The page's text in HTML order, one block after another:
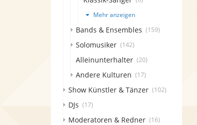
Mehr anzeigen
Bands & Ensembles (159)
Solomusiker (142)
Alleinunterhalter (20)
Andere Kulturen (17)
Show Künstler & Tänzer (102)
DJs (17)
Moderatoren & Redner (16)